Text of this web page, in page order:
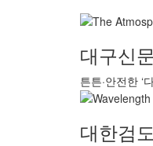
대구신
튼튼·안전한 ‘
대한검